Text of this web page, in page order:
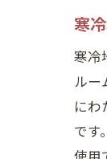
寒
寒冷
ルー
にわ
です